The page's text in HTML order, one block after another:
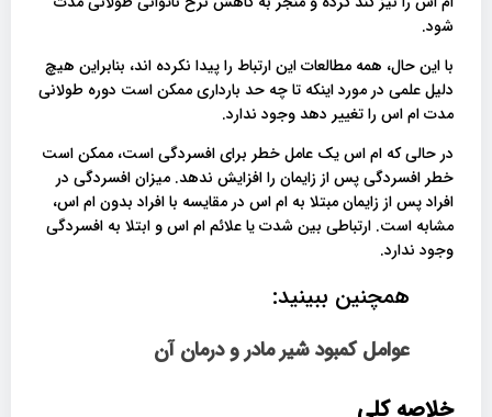
شود.
با این حال، همه مطالعات این ارتباط را پیدا نکرده اند، بنابراین هیچ
دلیل علمی در مورد اینکه تا چه حد بارداری ممکن است دوره طولانی
مدت ام اس را تغییر دهد وجود ندارد.
در حالی که ام اس یک عامل خطر برای افسردگی است، ممکن است
خطر افسردگی پس از زایمان را افزایش ندهد. میزان افسردگی در
افراد پس از زایمان مبتلا به ام اس در مقایسه با افراد بدون ام اس،
مشابه است. ارتباطی بین شدت یا علائم ام اس و ابتلا به افسردگی
وجود ندارد.
همچنین ببینید:
عوامل کمبود شیر مادر و درمان آن
خلاصه کلی